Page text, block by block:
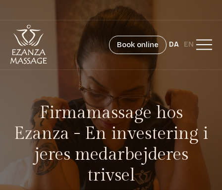
Book online DA EN
Firmamassage hos
Ezanza - En investering i
jeres medarbejderes
trivsel